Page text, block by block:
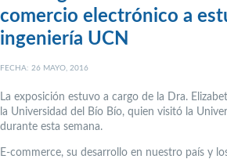
comercio electrónico a
ingeniería UCN
FECHA: 26 MAYO, 2016
La exposición estuvo a cargo de la Dra.
la Universidad del Bío Bío, quien visitó la
durante esta semana.
E-commerce, su desarrollo en nuestro país y